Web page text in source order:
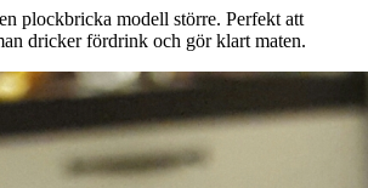
plockbricka modell större. Perfekt att
dricker fördrink och gör klart maten.